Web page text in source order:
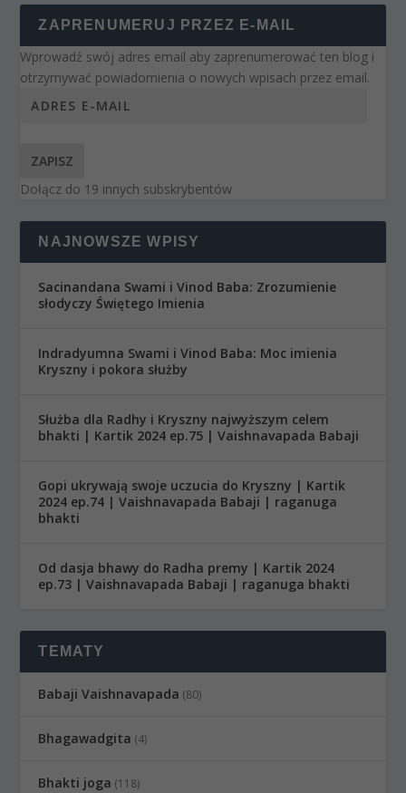
ZAPRENUMERUJ PRZEZ E-MAIL
Wprowadź swój adres email aby zaprenumerować ten blog i
otrzymywać powiadomienia o nowych wpisach przez email.
ZAPISZ
Dołącz do 19 innych subskrybentów
NAJNOWSZE WPISY
Sacinandana Swami i Vinod Baba: Zrozumienie
słodyczy Świętego Imienia
Indradyumna Swami i Vinod Baba: Moc imienia
Kryszny i pokora służby
Służba dla Radhy i Kryszny najwyższym celem
bhakti | Kartik 2024 ep.75 | Vaishnavapada Babaji
Gopi ukrywają swoje uczucia do Kryszny | Kartik
2024 ep.74 | Vaishnavapada Babaji | raganuga
bhakti
Od dasja bhawy do Radha premy | Kartik 2024
ep.73 | Vaishnavapada Babaji | raganuga bhakti
TEMATY
Babaji Vaishnavapada (80)
Bhagawadgita (4)
Bhakti joga (118)